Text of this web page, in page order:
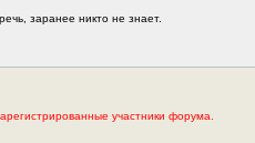
заранее никто не знает.
участники форума.